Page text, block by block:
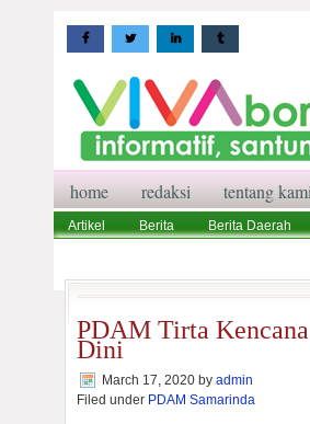
home redaksi tentang kami
Artikel Berita Berita Daerah
PDAM Tirta
Dini
March 17, 2020 by admin
Filed under PDAM Samarinda